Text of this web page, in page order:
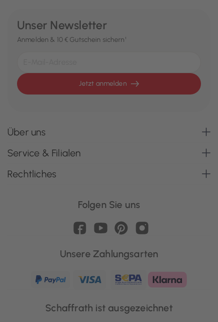
Unser Newsletter
Anmelden & 10 € Gutschein sichern¹
Jetzt anmelden
Über uns
Service & Filialen
Rechtliches
Folgen Sie uns
Unsere Zahlungsarten
Schaffrath ist ausgezeichnet